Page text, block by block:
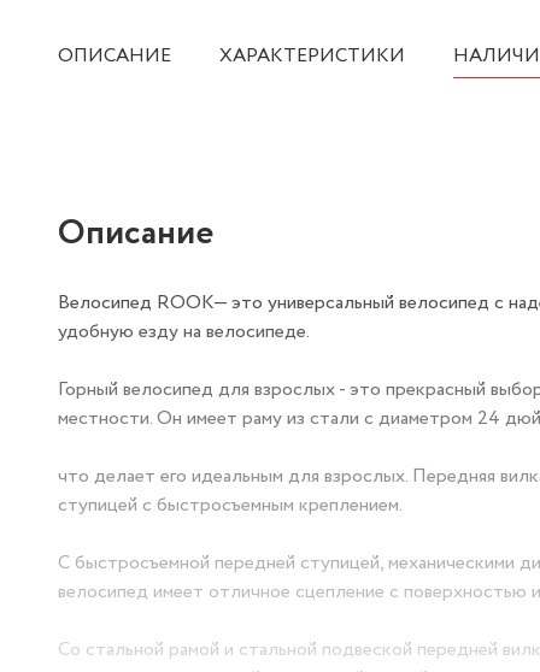
ОПИСАНИЕ ХАРАКТЕРИСТИКИ
Описание
Велосипед ROOK— это универсальный велосипед с
удобную езду на велосипеде.
Горный велосипед для взрослых - это прекрасный
местности. Он имеет раму из стали с диаметром 24
что делает его идеальным для взрослых. Передняя
ступицей с быстросъемным креплением.
С быстросъемной передней ступицей, механическими
велосипед имеет отличное сцепление с
Со стальной рамой и стальной подвеской передней